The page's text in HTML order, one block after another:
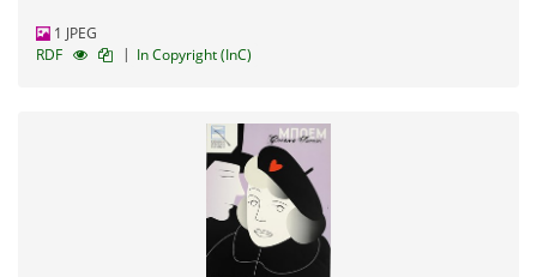
1 JPEG
RDF
| In Copyright (InC)